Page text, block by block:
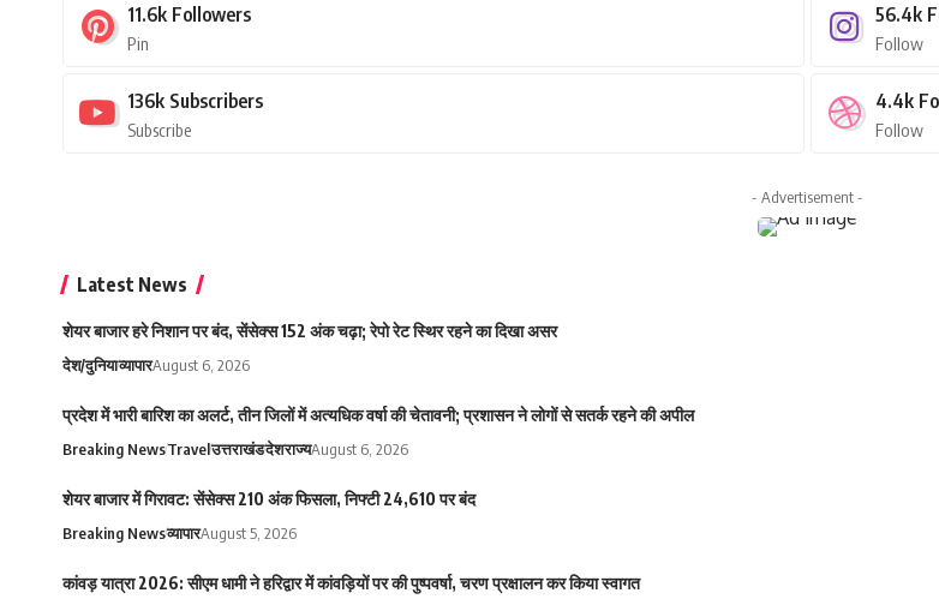
11.6k Followers
Pin
56.4k
Follow
136k Subscribers
Subscribe
4.4k
Follow
- Advertisement -
Latest News
शेयर बाजार हरे निशान पर बंद, सेंसेक्स 152 अंक चढ़ा; रेपो रेट स्थिर रहने का दिखा असर
देश/दुनियाव्यापारAugust 6, 2026
प्रदेश में भारी बारिश का अलर्ट, तीन जिलों में अत्यधिक वर्षा की चेतावनी; प्रशासन ने लोगों से सतर्क रहने की अपील
Breaking NewsTravelउत्तराखंडदेशराज्यAugust 6, 2026
शेयर बाजार में गिरावट: सेंसेक्स 210 अंक फिसला, निफ्टी 24,610 पर बंद
Breaking Newsव्यापारAugust 5, 2026
कांवड़ यात्रा 2026: सीएम धामी ने हरिद्वार में कांवड़ियों पर की पुष्पवर्षा, चरण प्रक्षालन कर किया स्वागत